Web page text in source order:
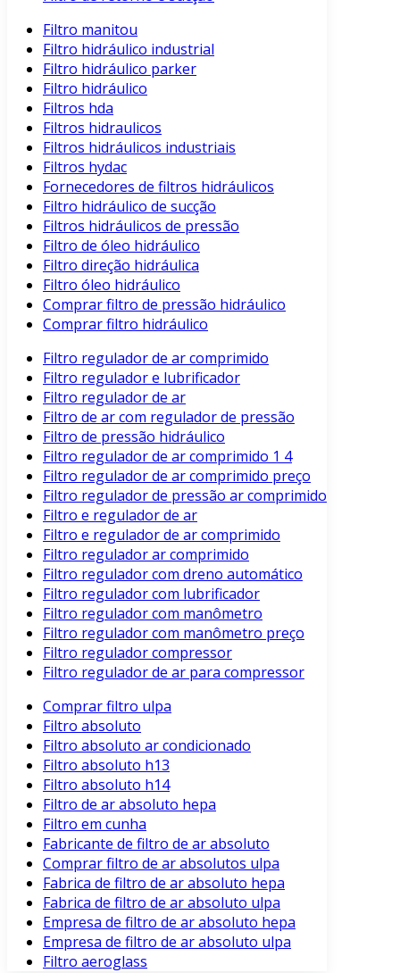
Filtro manitou
Filtro hidráulico industrial
Filtro hidráulico parker
Filtro hidráulico
Filtros hda
Filtros hidraulicos
Filtros hidráulicos industriais
Filtros hydac
Fornecedores de filtros hidráulicos
Filtro hidráulico de sucção
Filtros hidráulicos de pressão
Filtro de óleo hidráulico
Filtro direção hidráulica
Filtro óleo hidráulico
Comprar filtro de pressão hidráulico
Comprar filtro hidráulico
Filtro regulador de ar comprimido
Filtro regulador e lubrificador
Filtro regulador de ar
Filtro de ar com regulador de pressão
Filtro de pressão hidráulico
Filtro regulador de ar comprimido 1 4
Filtro regulador de ar comprimido preço
Filtro regulador de pressão ar comprimido
Filtro e regulador de ar
Filtro e regulador de ar comprimido
Filtro regulador ar comprimido
Filtro regulador com dreno automático
Filtro regulador com lubrificador
Filtro regulador com manômetro
Filtro regulador com manômetro preço
Filtro regulador compressor
Filtro regulador de ar para compressor
Comprar filtro ulpa
Filtro absoluto
Filtro absoluto ar condicionado
Filtro absoluto h13
Filtro absoluto h14
Filtro de ar absoluto hepa
Filtro em cunha
Fabricante de filtro de ar absoluto
Comprar filtro de ar absolutos ulpa
Fabrica de filtro de ar absoluto hepa
Fabrica de filtro de ar absoluto ulpa
Empresa de filtro de ar absoluto hepa
Empresa de filtro de ar absoluto ulpa
Filtro aeroglass